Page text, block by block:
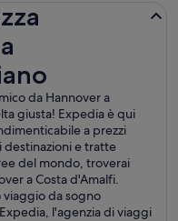
da Hannover a
giusta! Expedia è qui
a prezzi
destinazioni e tratte
del mondo, troverai
a Costa d'Amalfi.
da sogno
l'agenzia di viaggi
Faiano